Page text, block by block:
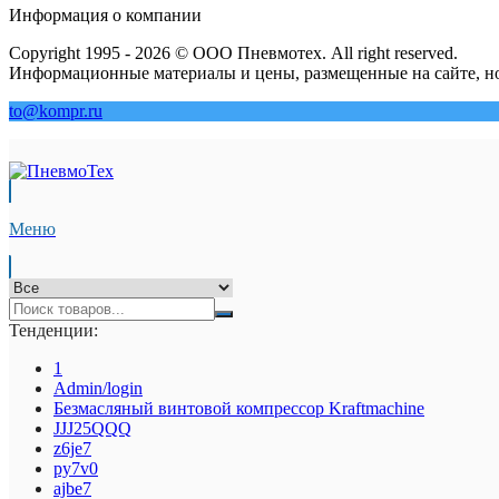
Информация о компании
Copyright 1995 - 2026 © ООО Пневмотех. All right reserved.
Информационные материалы и цены, размещенные на сайте,
to@kompr.ru
Меню
Тенденции:
1
Admin/login
Безмасляный винтовой компрессор Kraftmaсhine
JJJ25QQQ
z6je7
py7v0
ajbe7